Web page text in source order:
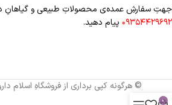
جهتِ سفارشِ عمده‌‌ی محصولاتِ طبیعی و گیاهانِ
۰۹۳۵۴۴۲۹۶۹۲ پیام دهید.
© هرگونه کپی برداری از فروشگاهِ اسلام
0